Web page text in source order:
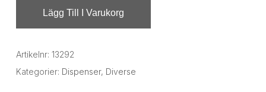
Lägg Till I Varukorg
Artikelnr: 13292
Kategorier: Dispenser, Diverse